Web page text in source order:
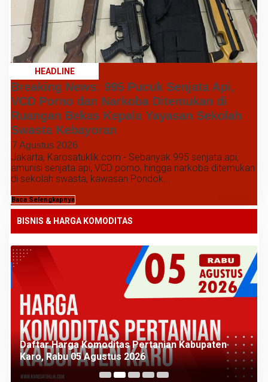
HEADLINE
Breaking News: 995 Pucuk Senjata Api,
VCD Porno dan Narkoba Ditemukan di
Ruangan Bekas Kepala Yayasan Sekolah
Swasta Kebayoran
7 Agustus 2026
Jakarta, Karosatuklik.com - Sebanyak 995 senjata api,
amunisi senjata api, VCD porno, hingga narkoba ditemukan
di sekolah swasta, kawasan Pondok...
Baca Selengkapnya
BISNIS & HARGA KOMODITAS
Daftar Harga Komoditas Pertanian Kabupaten
Karo, Rabu 05 Agustus 2026